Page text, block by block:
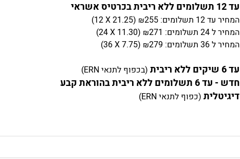
עד 12 תשלומים ללא ריבית בכרטיס אשראי
המחיר עד 12 תשלומים: ₪255
(12 X21.25)
המחירל 24 תשלומים: ₪271
(24 X 11.30)
המחירל 36 תשלומים: ₪279
(36 X7.75)
עד 6 שיקים ללא ריבית (בכפוף לתנאי ERN)
חדש - עד 6 תשלומים ללא ריבית בהוראת קבע
דיגיטלית (כפוף לתנאי ERN)